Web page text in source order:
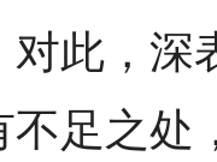
对此，深
不足之处